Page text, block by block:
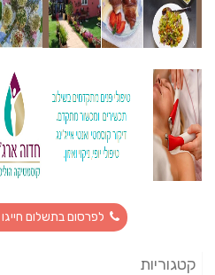
לפרסום בתשלום חייגו 077-9967476
קטגוריות